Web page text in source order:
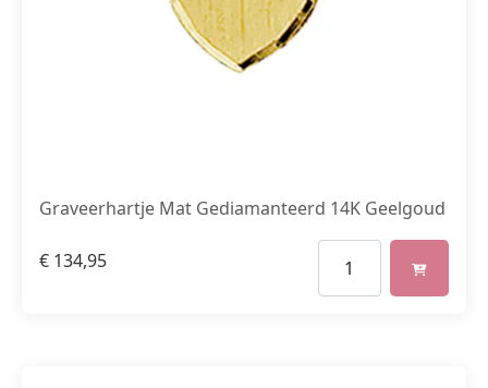
Graveerhartje Mat Gediamanteerd 14K Geelgoud
€ 134,95